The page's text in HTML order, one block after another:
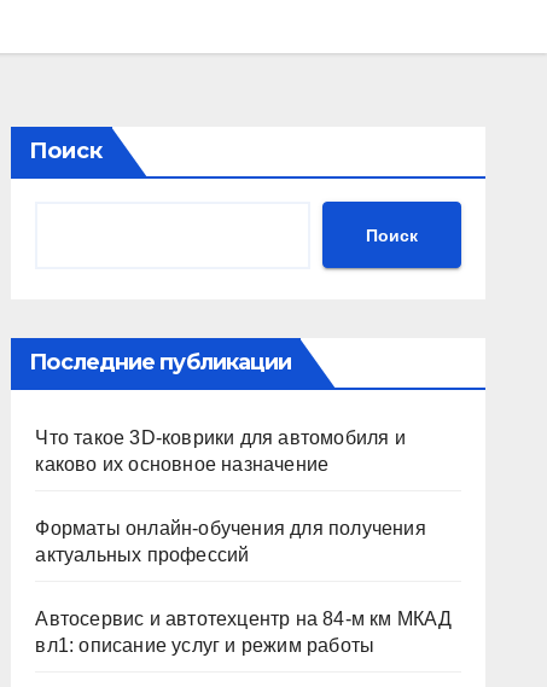
Поиск
Поиск
Последние публикации
Что такое 3D-коврики для автомобиля и
каково их основное назначение
Форматы онлайн-обучения для получения
актуальных профессий
Автосервис и автотехцентр на 84-м км МКАД
вл1: описание услуг и режим работы